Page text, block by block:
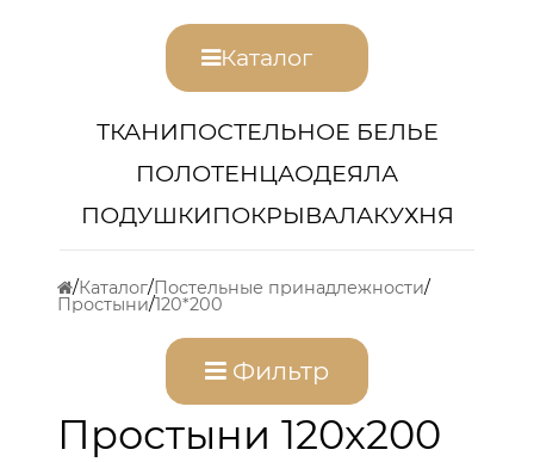
Каталог
ТКАНИПОСТЕЛЬНОЕ БЕЛЬЕ
ПОЛОТЕНЦАОДЕЯЛА
ПОДУШКИПОКРЫВАЛАКУХНЯ
Каталог Постельные принадлежности
Простыни 120*200
Фильтр
Простыни 120x200